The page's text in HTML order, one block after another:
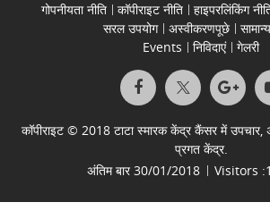
गोपनीयता नीति कॉपीराइट नीति हाइपरलिंकिंग
सरल उपयोग
अस्वीकरणपूछे
Events
निविदाएं गेलरी
कॉपीराइट © 2018 टाटा स्मारक केंद्र कैंसर में उपचार,
प्रगत केंद्र.
अंतिम बार30/01/2018 Visitors :